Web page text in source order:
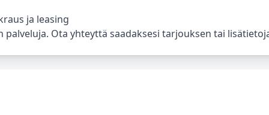
ja leasing
palveluja. Ota yhteyttä saadaksesi tarjouksen tai